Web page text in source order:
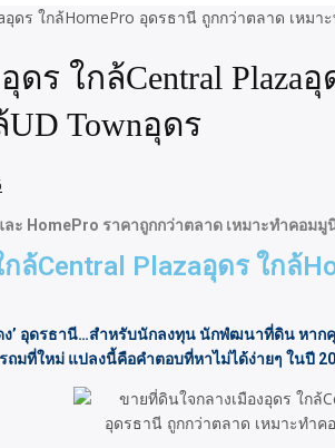
ร ใกล้Central Plaza
Townอุดร
ะ HomePro ราคาถูกกว่าตลาด เหมาะทำคอม
ล้Central Plazaอุดร ใกล้
ดง’ อุดรธานี…สำหรับนักลงทุน นักพํฒนาที่ดิน ห
ถมที่ใหม่ แปลงนี้คือคำตอบที่หาไม่ได้ง่ายๆ ในปี